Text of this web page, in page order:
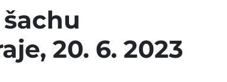
20. 6. 2023